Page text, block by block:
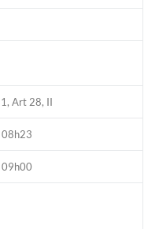
Art 28, II